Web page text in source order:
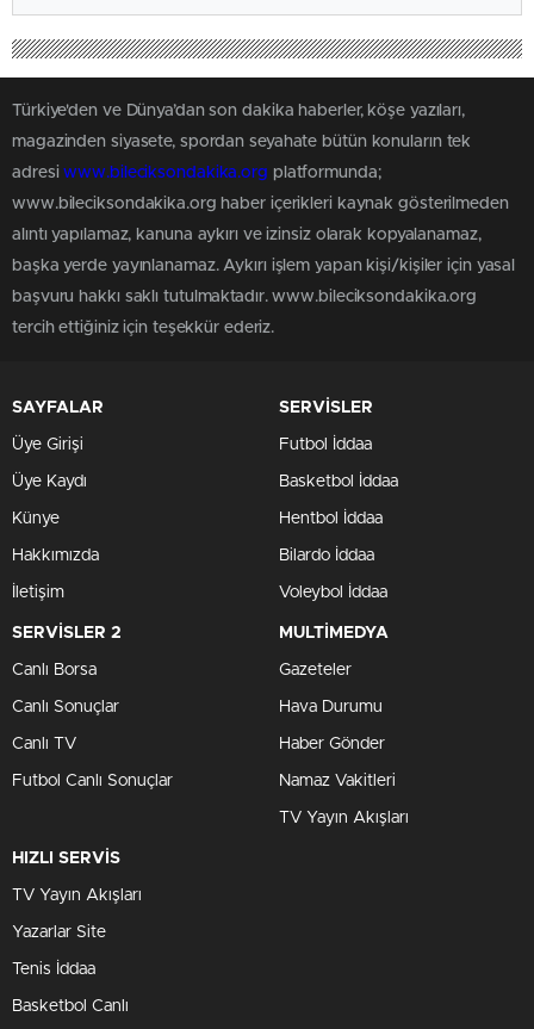
Türkiye'den ve Dünya’dan son dakika haberler, köşe yazıları,
magazinden siyasete, spordan seyahate bütün konuların tek
adresiwww.bileciksondakika.org platformunda;
www.bileciksondakika.org haber içerikleri kaynak gösterilmeden
alıntı yapılamaz, kanuna aykırı ve izinsiz olarak kopyalanamaz,
başka yerde yayınlanamaz. Aykırı işlem yapan kişi/kişiler için yasal
başvuru hakkı saklı tutulmaktadır. www.bileciksondakika.org
tercih ettiğiniz için teşekkür ederiz.
SAYFALAR
Üye Girişi
Üye Kaydı
Künye
Hakkımızda
İletişim
SERVİSLER
Futbol İddaa
Basketbol İddaa
Hentbol İddaa
Bilardo İddaa
Voleybol İddaa
SERVİSLER 2
Canlı Borsa
Canlı Sonuçlar
Canlı TV
Futbol Canlı Sonuçlar
MULTİMEDYA
Gazeteler
Hava Durumu
Haber Gönder
Namaz Vakitleri
TV Yayın Akışları
HIZLI SERVİS
TV Yayın Akışları
Yazarlar Site
Tenis İddaa
Basketbol Canlı